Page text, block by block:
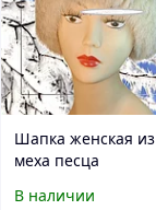
Шапка женская из
меха песца
В наличии